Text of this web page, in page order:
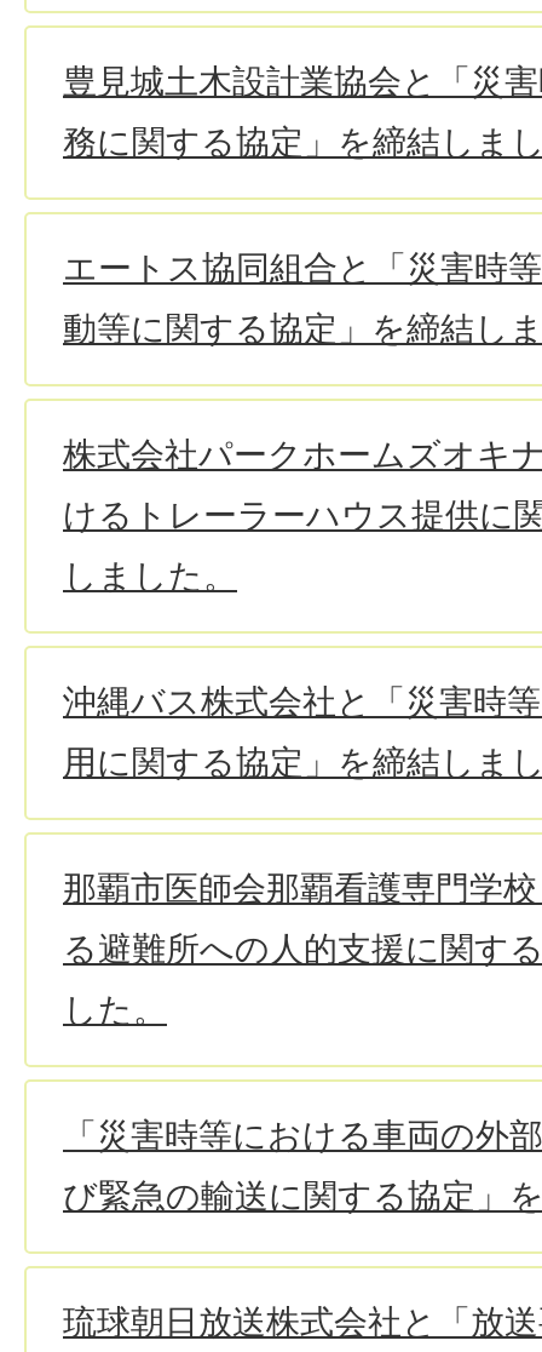
豊見城土木設計業協会と「災
務に関する協定」を締結しま
エートス協同組合と「災害時
動等に関する協定」を締結し
株式会社パークホームズオキ
けるトレーラーハウス提供に
しました。
沖縄バス株式会社と「災害時
用に関する協定」を締結しま
那覇市医師会那覇看護専門学
る避難所への人的支援に関す
した。
「災害時等における車両の外
び緊急の輸送に関する協定」
琉球朝日放送株式会社と「放